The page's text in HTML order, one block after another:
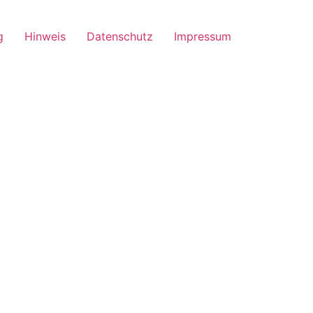
Hinweis Datenschutz Impressum